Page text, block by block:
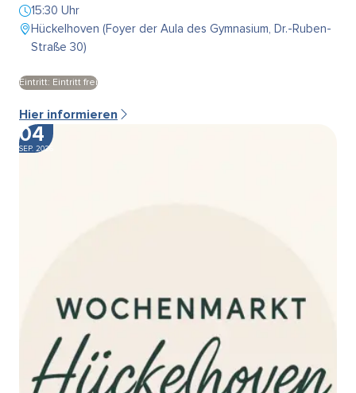
15:30 Uhr
Hückelhoven (Foyer der Aula des Gymnasium, Dr.-Ruben-
Straße 30)
Eintritt: Eintritt frei
Hier informieren
04
SEP. 2026